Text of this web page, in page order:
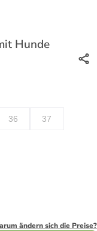
Hunde
36 37
ändern sich die Preise?